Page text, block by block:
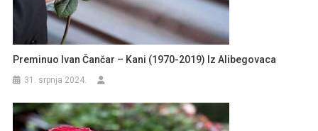
Preminuo Ivan Čančar – Kani (1970-2019) Iz Alibegovaca
31. srpnja 2024.